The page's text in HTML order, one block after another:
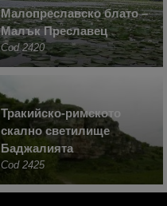
Малопреславско блато –
Малък Преславец
Cod 2420
Тракийско-римското
скално светилище
Баджалията
Cod 2425